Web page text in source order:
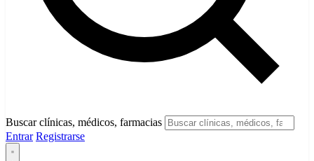
Buscar clínicas, médicos, farmacias
Entrar Registrarse